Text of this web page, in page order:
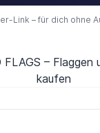
Link – für dich ohne